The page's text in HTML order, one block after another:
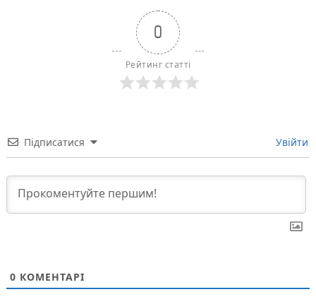
0
Рейтинг статті
Підписатися Увійти
0 КОМЕНТАРІ